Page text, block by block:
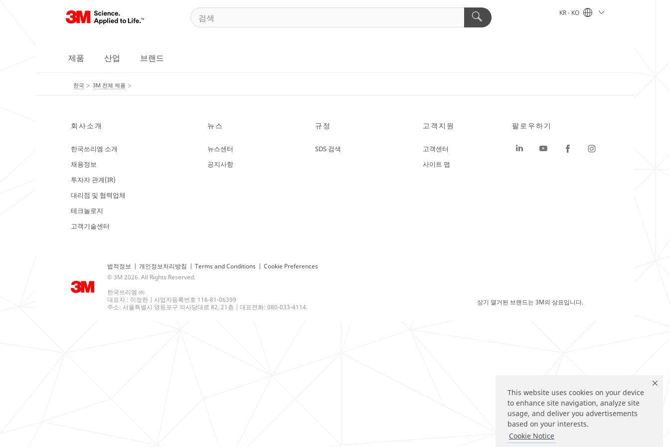
This website uses cookies on your device
to enhance site navigation, analyze site
usage, and deliver you advertisements
based on your interests.
Cookie Notice
KR - KO
제품 산업 브랜드
한국 3M 전체 제품
회사소개
한국쓰리엠 소개
채용정보
투자자 관계(IR)
대리점 및 협력업체
테크놀로지
고객기술센터
뉴스
뉴스센터
공지사항
규정
SDS 검색
고객지원
고객센터
사이트 맵
법적정보 | 개인정보처리방침 | Terms and Conditions | Cookie Preferences
© 3M 2026. All Rights Reserved.
한국쓰리엠 ㈜
대표자 : 이정한 | 사업자등록번호 116-81-06399
주소: 서울특별시 영등포구 의사당대로 82, 21층 | 대표전화: 080-033-4114.
팔로우하기
상기 열거된 브랜드는 3M의 상표입니다.